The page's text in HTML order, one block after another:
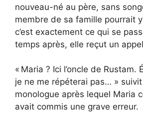
nouveau-né au père, sans
membre de sa famille pourrait
c’est exactement ce qui se
temps après, elle reçut un
« Maria ? Ici l’oncle de Rustam.
je ne me répéterai pas… » suivit
monologue après lequel Maria
avait commis une grave erreur.